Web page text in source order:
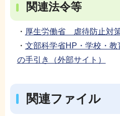
関連法令等
・ 厚生労働省 虐待防止対
・ 文部科学省HP・学校・
の手引き（外部サイト）
関連ファイル